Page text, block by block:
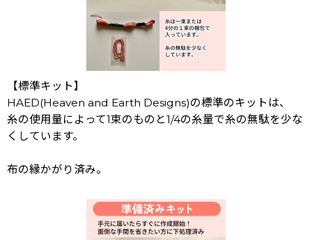
【標準キット】
HAED(Heaven and Earth Designs)の標準のキットは、
糸の使用量によって1束のものと1/4の糸量で糸の無駄を少な
くしています。
布の縁かがり済み。